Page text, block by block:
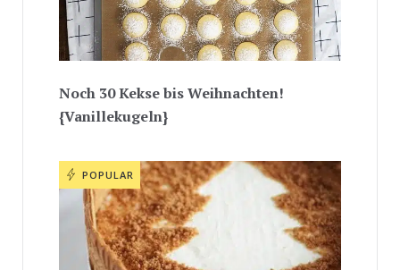
Noch 30 Kekse bis Weihnachten!
{Vanillekugeln}
POPULAR